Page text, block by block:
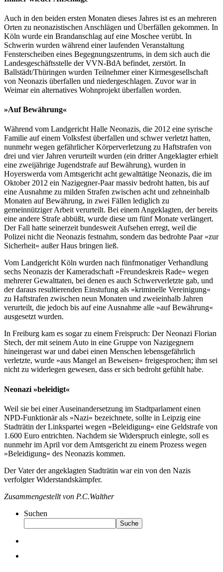
Auch in den beiden ersten Monaten dieses Jahres ist es an mehreren
Orten zu neonazistischen Anschlägen und Überfällen gekommen. In
Köln wurde ein Brandanschlag auf eine Moschee verübt. In
Schwerin wurden während einer laufenden Veranstaltung
Fensterscheiben eines Begegnungszentrums, in dem sich auch die
Landesgeschäftsstelle der VVN-BdA befindet, zerstört. In
Ballstädt/Thüringen wurden Teilnehmer einer Kirmesgesellschaft
von Neonazis überfallen und niedergeschlagen. Zuvor war in
Weimar ein alternatives Wohnprojekt überfallen worden.
»Auf Bewährung«
Während vom Landgericht Halle Neonazis, die 2012 eine syrische
Familie auf einem Volksfest überfallen und schwer verletzt hatten,
nunmehr wegen gefährlicher Körperverletzung zu Haftstrafen von
drei und vier Jahren verurteilt wurden (ein dritter Angeklagter erhielt
eine zweijährige Jugendstrafe auf Bewährung), wurden in
Hoyerswerda vom Amtsgericht acht gewalttätige Neonazis, die im
Oktober 2012 ein Nazigegner-Paar massiv bedroht hatten, bis auf
eine Ausnahme zu milden Strafen zwischen acht und zehneinhalb
Monaten auf Bewährung, in zwei Fällen lediglich zu
gemeinnütziger Arbeit verurteilt. Bei einem Angeklagten, der bereits
eine andere Strafe abbüßt, wurde diese um fünf Monate verlängert.
Der Fall hatte seinerzeit bundesweit Aufsehen erregt, weil die
Polizei nicht die Neonazis festnahm, sondern das bedrohte Paar »zur
Sicherheit« außer Haus bringen ließ.
Vom Landgericht Köln wurden nach fünfmonatiger Verhandlung
sechs Neonazis der Kameradschaft »Freundeskreis Rade« wegen
mehrerer Gewalttaten, bei denen es auch Schwerverletzte gab, und
der daraus resultierenden Einstufung als »kriminelle Vereinigung«
zu Haftstrafen zwischen neun Monaten und zweieinhalb Jahren
verurteilt, die jedoch bis auf eine Ausnahme alle »auf Bewährung«
ausgesetzt wurden.
In Freiburg kam es sogar zu einem Freispruch: Der Neonazi Florian
Stech, der mit seinem Auto in eine Gruppe von Nazigegnern
hineingerast war und dabei einen Menschen lebensgefährlich
verletzte, wurde »aus Mangel an Beweisen« freigesprochen; ihm sei
nicht zu widerlegen gewesen, dass er sich bedroht gefühlt habe.
Neonazi »beleidigt«
Weil sie bei einer Auseinandersetzung im Stadtparlament einen
NPD-Funktionär als »Nazi« bezeichnete, sollte in Leipzig eine
Stadträtin der Linkspartei wegen »Beleidigung« eine Geldstrafe von
1.600 Euro entrichten. Nachdem sie Widerspruch einlegte, soll es
nunmehr im April vor dem Amtsgericht zu einem Prozess wegen
»Beleidigung« des Neonazis kommen.
Der Vater der angeklagten Stadträtin war ein von den Nazis
verfolgter Widerstandskämpfer.
Zusammengestellt von P.C.Walther
Suchen
Suche